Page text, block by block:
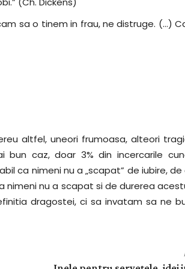
sa o tinem in frau, ne distruge. (…)
altfel, uneori frumoasa, alteori
caz, doar 3% din incercarile
ca nimeni nu a „scapat” de iubire,
nu a scapat si de durerea
dragostei, ci sa invatam sa ne